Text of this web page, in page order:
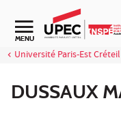
Aller au contenu
Navigation secondaire
MENU
Université Paris-Est Créteil
DUSSAUX